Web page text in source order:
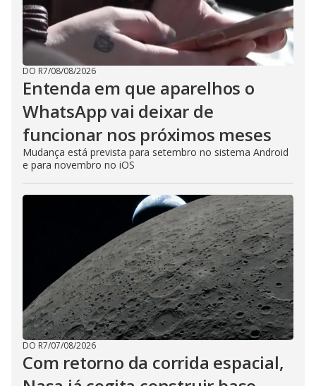
DO R7/08/08/2026
Entenda em que aparelhos o
WhatsApp vai deixar de
funcionar nos próximos meses
Mudança está prevista para setembro no sistema Android
e para novembro no iOS
DO R7/07/08/2026
Com retorno da corrida espacial,